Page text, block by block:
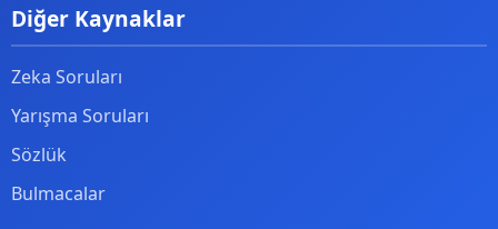
Diğer Kaynaklar
Zeka Soruları
Yarışma Soruları
Sözlük
Bulmacalar